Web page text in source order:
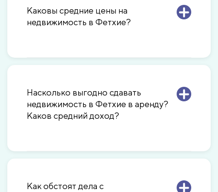
Каковы средние цены на
недвижимость в Фетхие?
Насколько выгодно сдавать
недвижимость в Фетхие в аренду?
Каков средний доход?
Как обстоят дела с